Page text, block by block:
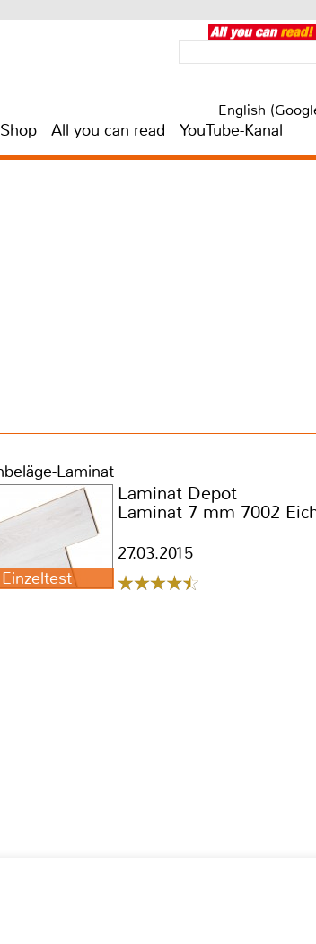
English
Shop All you can read YouTube-Kanal
Laminat
Einzeltest
Laminat Depot
Laminat 7 mm 7002
27.03.2015